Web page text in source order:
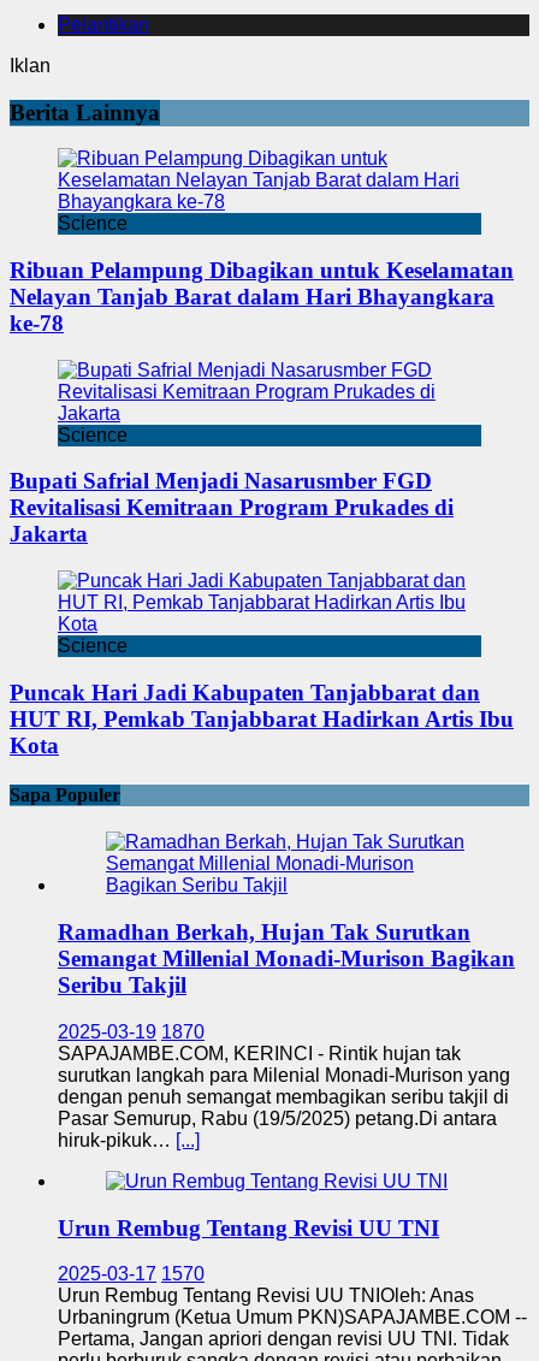
Pelantikan
Iklan
Berita Lainnya
Science
Ribuan Pelampung Dibagikan untuk Keselamatan
Nelayan Tanjab Barat dalam Hari Bhayangkara
ke-78
Science
Bupati Safrial Menjadi Nasarusmber FGD
Revitalisasi Kemitraan Program Prukades di
Jakarta
Science
Puncak Hari Jadi Kabupaten Tanjabbarat dan
HUT RI, Pemkab Tanjabbarat Hadirkan Artis Ibu
Kota
Sapa Populer
Ramadhan Berkah, Hujan Tak Surutkan
Semangat Millenial Monadi-Murison Bagikan
Seribu Takjil
2025-03-19 1870
SAPAJAMBE.COM, KERINCI - Rintik hujan tak
surutkan langkah para Milenial Monadi-Murison yang
dengan penuh semangat membagikan seribu takjil di
Pasar Semurup, Rabu (19/5/2025) petang.Di antara
hiruk-pikuk… [...]
Urun Rembug Tentang Revisi UU TNI
2025-03-17 1570
Urun Rembug Tentang Revisi UU TNIOleh: Anas
Urbaningrum (Ketua Umum PKN)SAPAJAMBE.COM --
Pertama, Jangan apriori dengan revisi UU TNI. Tidak